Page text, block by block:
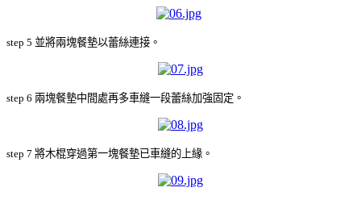
step 5 並將兩塊餐墊以蕾絲連接。
step 6 兩塊餐墊中間處再多車縫一段蕾絲加強固定。
step 7 將木棍穿過第一塊餐墊已車縫的上緣。